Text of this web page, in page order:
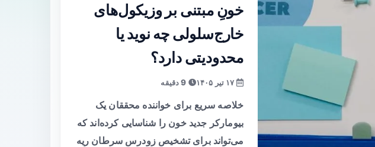
خونِ مبتنی بر وزیکول‌های
خارج‌سلولی چه نوید یا
محدودیتی دارد؟
خلاصه سریع برای خواننده محققان یک
بیومارکر جدید خون را شناسایی کرده‌اند که
می‌تواند برای تشخیص زودرس سرطان ریه